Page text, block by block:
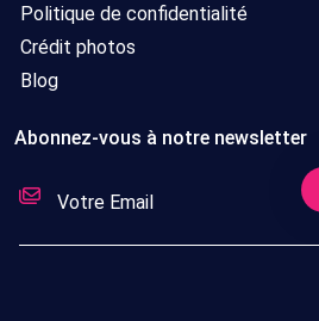
Politique de confidentialité
Crédit photos
Blog
Abonnez-vous à notre newsletter